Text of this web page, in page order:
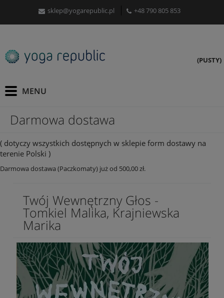
sklep@yogarepublic.pl +48 790 805 853
(PUSTY)
Darmowa dostawa
( dotyczy wszystkich dostępnych w sklepie form dostawy na
terenie Polski )
Darmowa dostawa (Paczkomaty) już od 500,00 zł.
Twój Wewnętrzny Głos -
Tomkiel Malika, Krajniewska
Marika